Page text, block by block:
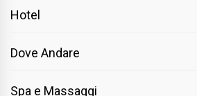
Hotel
Dove Andare
Spa e Massaggi